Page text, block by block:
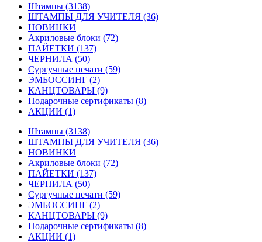
Штампы (3138)
ШТАМПЫ ДЛЯ УЧИТЕЛЯ (36)
НОВИНКИ
Акриловые блоки (72)
ПАЙЕТКИ (137)
ЧЕРНИЛА (50)
Сургучные печати (59)
ЭМБОССИНГ (2)
КАНЦТОВАРЫ (9)
Подарочные сертификаты (8)
АКЦИИ (1)
Штампы (3138)
ШТАМПЫ ДЛЯ УЧИТЕЛЯ (36)
НОВИНКИ
Акриловые блоки (72)
ПАЙЕТКИ (137)
ЧЕРНИЛА (50)
Сургучные печати (59)
ЭМБОССИНГ (2)
КАНЦТОВАРЫ (9)
Подарочные сертификаты (8)
АКЦИИ (1)